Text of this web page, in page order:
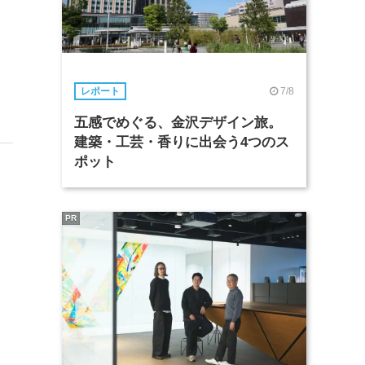
レポート 7/8
五感でめぐる、金沢デザイン旅。
建築・工芸・香りに出会う4つのス
ポット
PR